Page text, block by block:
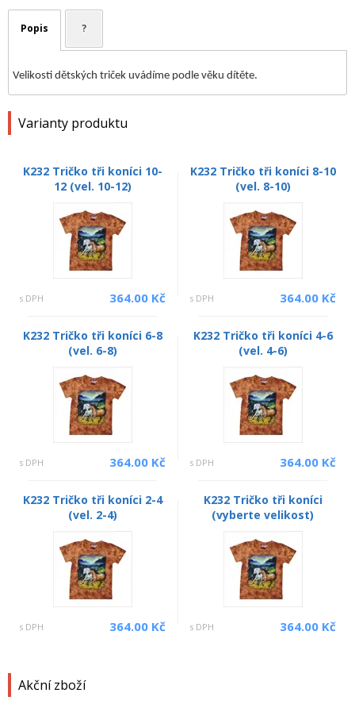
Akční zboží
Popis ?
Velikosti dětských triček uvádíme podle věku dítěte.
Varianty produktu
K232 Tričko tři koníci 10-
12 (vel. 10-12)
s DPH 364.00 Kč
K232 Tričko tři koníci 8-10
(vel. 8-10)
s DPH 364.00 Kč
K232 Tričko tři koníci 6-8
(vel. 6-8)
s DPH 364.00 Kč
K232 Tričko tři koníci 4-6
(vel. 4-6)
s DPH 364.00 Kč
K232 Tričko tři koníci 2-4
(vel. 2-4)
s DPH 364.00 Kč
K232 Tričko tři koníci
(vyberte velikost)
s DPH 364.00 Kč